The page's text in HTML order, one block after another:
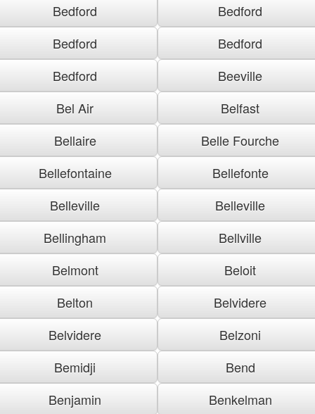
Bedford
Bedford
Bedford
Bedford
Bedford
Beeville
Bel Air
Belfast
Bellaire
Belle Fourche
Bellefontaine
Bellefonte
Belleville
Belleville
Bellingham
Bellville
Belmont
Beloit
Belton
Belvidere
Belvidere
Belzoni
Bemidji
Bend
Benjamin
Benkelman